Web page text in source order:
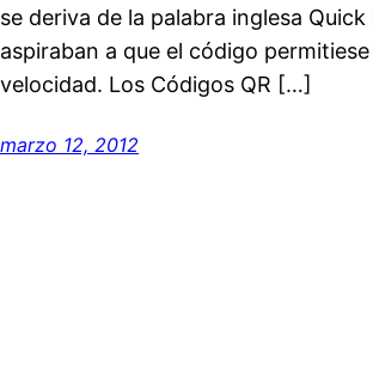
se deriva de la palabra inglesa
aspiraban a que el código
velocidad. Los Códigos QR […]
marzo 12, 2012